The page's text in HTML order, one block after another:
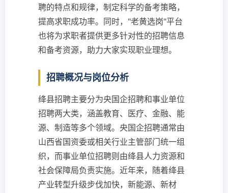
聘的特点和规律，制定科学的备考策略，
提高求职成功率。同时，"老黄选岗"平台
也将为求职者提供更多针对性的招聘信息
和备考资源，助力大家实现职业理想。
招聘概况与岗位分析
绛县招聘主要分为央国企招聘和事业单位
招聘两大类，涵盖教育、医疗、金融、能
源、制造等多个领域。央国企招聘通常由
山西省国资委或相关行业主管部门统一组
织，而事业单位招聘则由绛县人力资源和
社会保障局负责实施。近年来，随着绛县
产业转型升级步伐加快，新能源、新材